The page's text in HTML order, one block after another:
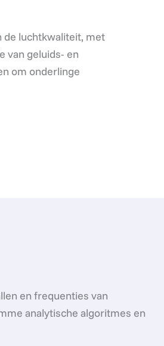
de luchtkwaliteit, met
van geluids- en
om onderlinge
en frequenties van
analytische algoritmes en